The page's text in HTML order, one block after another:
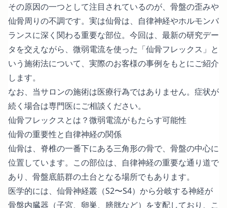
その原因の一つとして注目されているのが、骨盤の歪みや
仙骨周りの不調です。実は仙骨は、自律神経やホルモンバ
ランスに深く関わる重要な部位。今回は、最新の研究デー
タを交えながら、微弱電流を使った「仙骨フレックス」と
いう施術法について、実際のお客様の事例をもとにご紹介
します。
なお、当サロンの施術は医療行為ではありません。症状が
続く場合は専門医にご相談ください。
仙骨フレックスとは？微弱電流がもたらす可能性
仙骨の重要性と自律神経の関係
仙骨は、脊椎の一番下にある三角形の骨で、骨盤の中心に
位置しています。この部位は、自律神経の重要な通り道で
あり、骨盤底筋群の土台となる場所でもあります。
医学的には、仙骨神経叢（S2〜S4）から分岐する神経が
骨盤内臓器（子宮、卵巣、膀胱など）を支配しており、こ